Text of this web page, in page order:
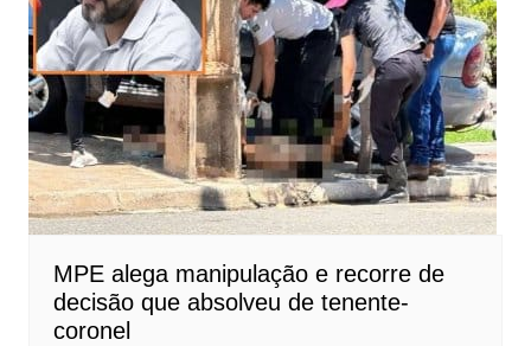
MPE alega manipulação e recorre de
decisão que absolveu de tenente-
coronel